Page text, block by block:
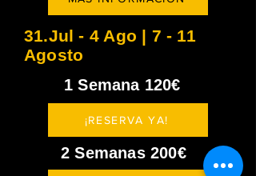
31.Jul - 4 Ago | 7 - 11
Agosto
1 Semana 120€
¡RESERVA YA!
2 Semanas 200€